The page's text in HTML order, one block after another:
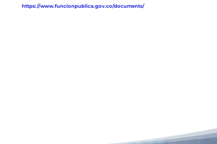
https://www.funcionpublica.gov.co/documents/